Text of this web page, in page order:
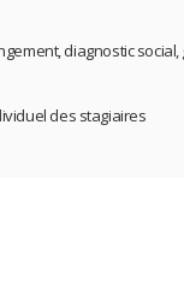
diagnostic
des stagiaires